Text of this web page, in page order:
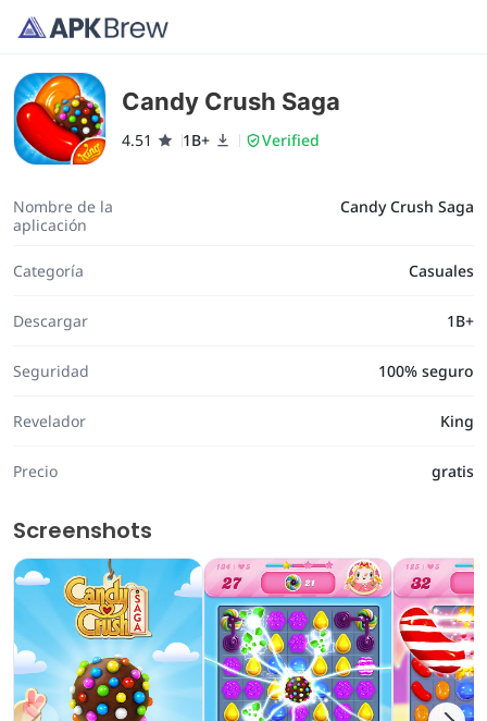
Candy Crush Saga
4.51 1B+ Verified
Nombre de la
aplicación
Candy Crush Saga
Categoría Casuales
Descargar 1B+
Seguridad 100% seguro
Revelador King
Precio gratis
Screenshots